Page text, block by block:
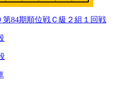
第84期順位戦Ｃ級２組１回戦